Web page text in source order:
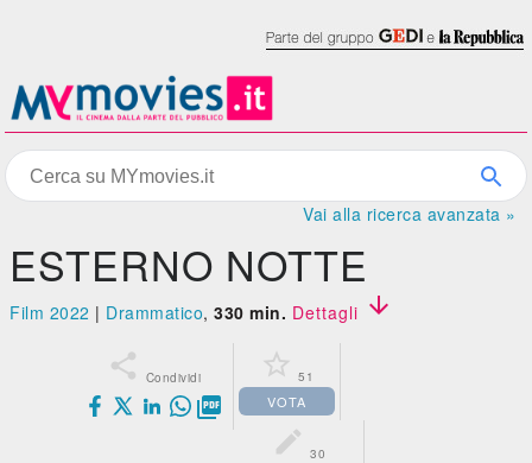
Vai alla ricerca avanzata »
ESTERNO NOTTE
Film 2022 | Drammatico,330 min. Dettagli 
 Condividi

 51
VOTA
 30